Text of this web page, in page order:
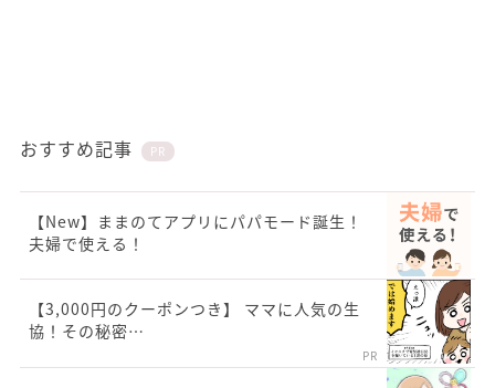
おすすめ記事 PR
【New】ままのてアプリにパパモード誕生！
夫婦で使える！
【3,000円のクーポンつき】 ママに人気の生
協！その秘密…
PR